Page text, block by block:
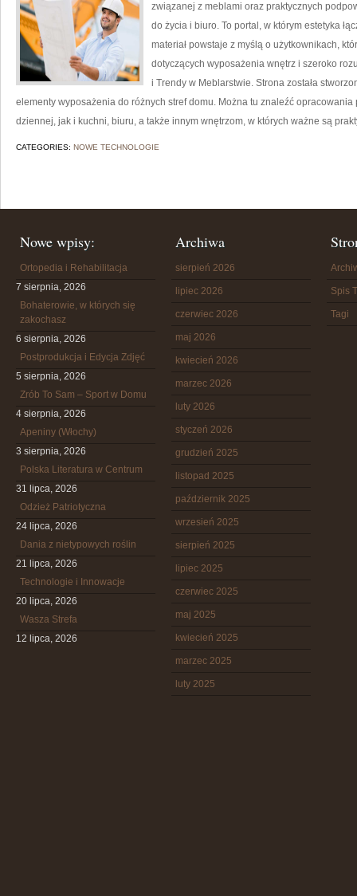
związanej z meblami oraz praktycznych
do życia i biuro. To portal, w którym estetyka
materiał powstaje z myślą o użytkownikach,
dotyczących wyposażenia wnętrz i szeroko
i Trendy w Meblarstwie. Strona została
elementy wyposażenia do różnych stref domu. Można tu znaleźć
dziennej, jak i kuchni, biuru, a także innym wnętrzom, w których ważne są
CATEGORIES: NOWE TECHNOLOGIE
Nowe wpisy:
Ortopedia i Rehabilitacja
7 sierpnia, 2026
Bohaterowie, w których się
zakochasz
6 sierpnia, 2026
Postprodukcja i Edycja Zdjęć
5 sierpnia, 2026
Zrób To Sam – Sport w Domu
4 sierpnia, 2026
Apeniny (Włochy)
3 sierpnia, 2026
Polska Literatura w Centrum
31 lipca, 2026
Odzież Patriotyczna
24 lipca, 2026
Dania z nietypowych roślin
21 lipca, 2026
Technologie i Innowacje
20 lipca, 2026
Wasza Strefa
12 lipca, 2026
Archiwa
sierpień 2026
lipiec 2026
czerwiec 2026
maj 2026
kwiecień 2026
marzec 2026
luty 2026
styczeń 2026
grudzień 2025
listopad 2025
październik 2025
wrzesień 2025
sierpień 2025
lipiec 2025
czerwiec 2025
maj 2025
kwiecień 2025
marzec 2025
luty 2025
Spis
Tagi